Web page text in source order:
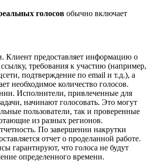
голосов обычно включает
Клиент предоставляет информацию о
требования к участию (например,
подтверждение по email и т.д.), а
необходимое количество голосов.
Исполнители, привлеченные для
начинают голосовать. Это могут
пользователи, так и проверенные
из разных регионов.
По завершении накрутки
отчет о проделанной работе.
гарантируют, что голоса не будут
определенного времени.